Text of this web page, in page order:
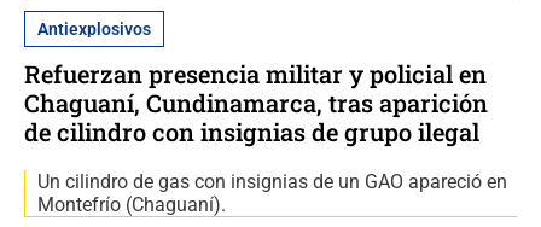
Antiexplosivos
Refuerzan presencia militar y policial en
Chaguaní, Cundinamarca, tras aparición
de cilindro con insignias de grupo ilegal
Un cilindro de gas con insignias de un GAO apareció en
Montefrío (Chaguaní).